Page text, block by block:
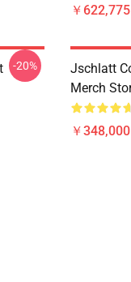
￥
-20%
Jschlatt
Merch
￥